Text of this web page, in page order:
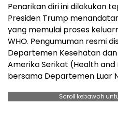
Penarikan diri ini dilakukan
Presiden Trump
yang memulai proses
WHO. Pengumuman resmi
Departemen Kesehatan
Amerika Serikat (Health and
bersama Departemen Luar
Scroll kebawah